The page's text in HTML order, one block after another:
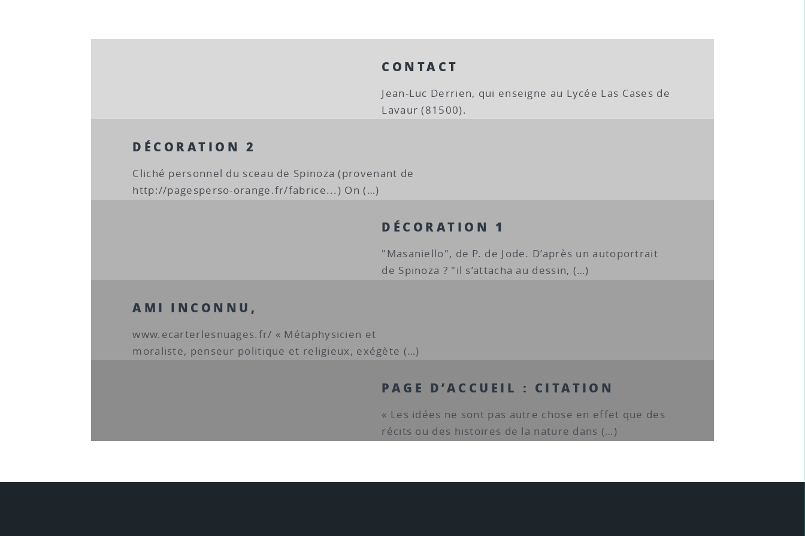
CONTACT
Jean-Luc Derrien, qui enseigne au Lycée Las Cases de
Lavaur (81500).
DÉCORATION 2
Cliché personnel du sceau de Spinoza (provenant de
http://pagesperso-orange.fr/fabrice...) On (…)
DÉCORATION 1
"Masaniello", de P. de Jode. D’après un autoportrait
de Spinoza ? "il s’attacha au dessin, (…)
AMI INCONNU,
www.ecarterlesnuages.fr/ « Métaphysicien et
moraliste, penseur politique et religieux, exégète (…)
PAGE D’ACCUEIL : CITATION
« Les idées ne sont pas autre chose en effet que des
récits ou des histoires de la nature dans (…)